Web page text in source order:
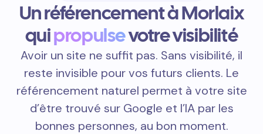
Un référencement à Morlaix
quipropulsevotre visibilité
Avoir un site ne suffit pas. Sans visibilité, il
reste invisible pour vos futurs clients. Le
référencement naturel permet à votre site
d’être trouvé sur Google et l’IA par les
bonnes personnes, au bon moment.